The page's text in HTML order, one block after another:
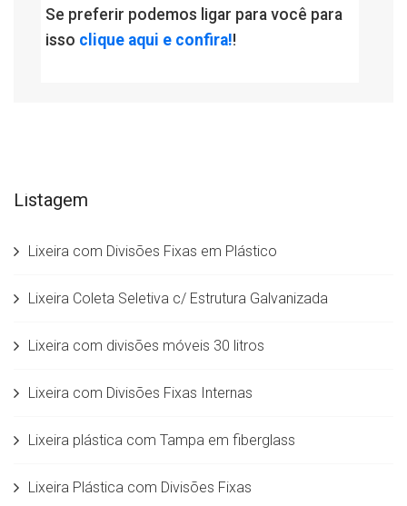
Se preferir podemos ligar para você para
isso clique aqui e confira!!
Listagem
Lixeira com Divisões Fixas em Plástico
Lixeira Coleta Seletiva c/ Estrutura Galvanizada
Lixeira com divisões móveis 30 litros
Lixeira com Divisões Fixas Internas
Lixeira plástica com Tampa em fiberglass
Lixeira Plástica com Divisões Fixas